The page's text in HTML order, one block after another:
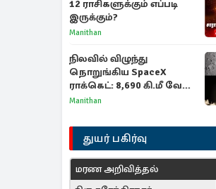
12 ராசிகளுக்கும் எப்படி
இருக்கும்?
Manithan
நிலவில் விழுந்து
நொறுங்கிய SpaceX
ராக்கெட்: 8,690 கி.மீ வேக
மோதலால் உருவான புதிய
Manithan
துயர் பகிர்வு
மரண அறிவித்தல்